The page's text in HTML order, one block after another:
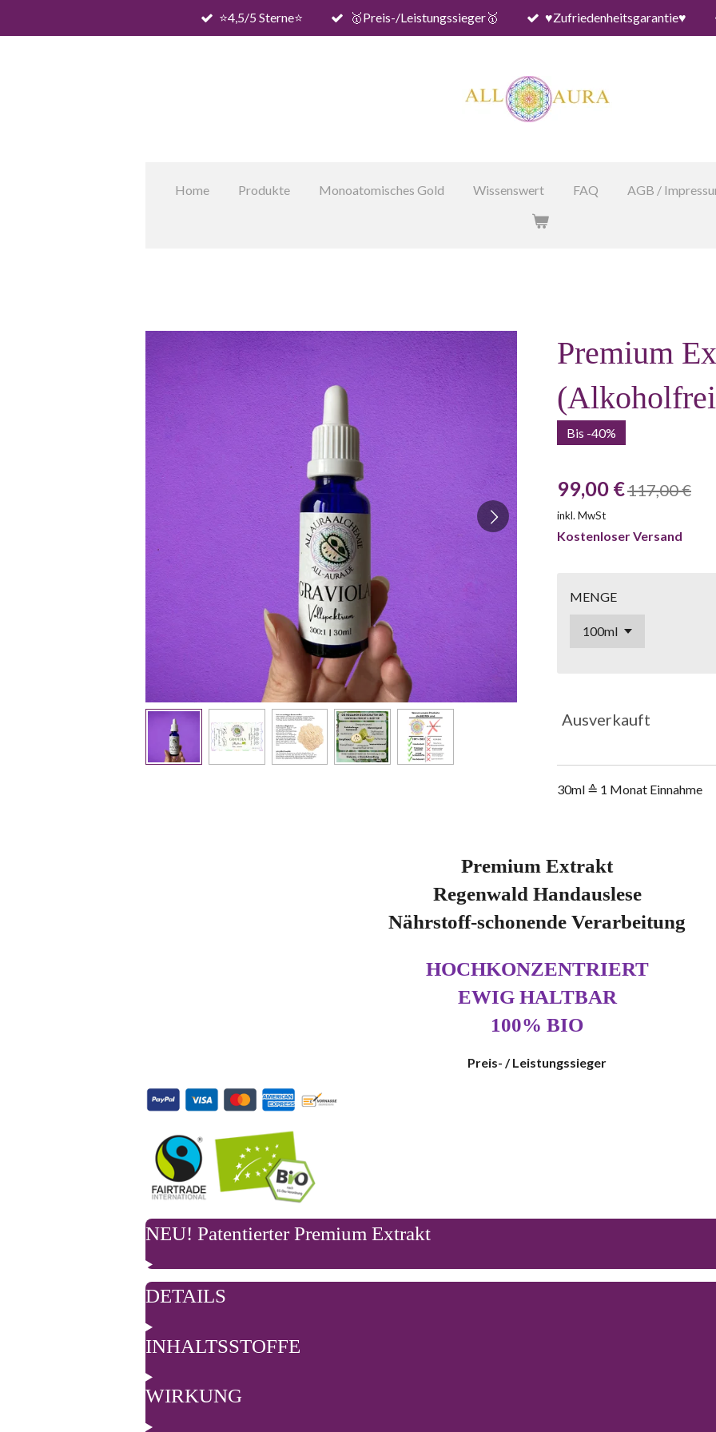
Hauptinhalt
⭐️4,5/5 Sterne⭐️ 🥇Preis-/Leistungssieger🥇 ♥️Zufriedenheitsgarantie♥️
Home Produkte Monoatomisches Gold Wissenswert FAQ AGB /
Premium
Bis -40%
99,00 €117,00 €
inkl. MwSt
Kostenloser Versand
MENGE
Ausverkauft
30ml ≙ 1 Monat Einnahme
Premium Extrakt
Regenwald Handauslese
Nährstoff-schonende Verarbeitung
HOCHKONZENTRIERT
EWIG HALTBAR
100% BIO
Preis- / Leistungssieger
NEU! Patentierter Premium Extrakt
DETAILS
INHALTSSTOFFE
WIRKUNG